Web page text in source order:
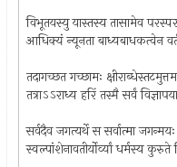
विभूतयस्यु यास्तस्य तासामेव
आधिक्यं न्यूनता बाध्यबाधकत्वेन
तदागच्छत गच्छामः
तत्राऽऽराध्य हरिं तस्मै सर्वं
सर्वदैव जगत्यर्थे स सर्वात्मा
स्वल्पांशेनावतीर्योर्व्यां धर्मस्य